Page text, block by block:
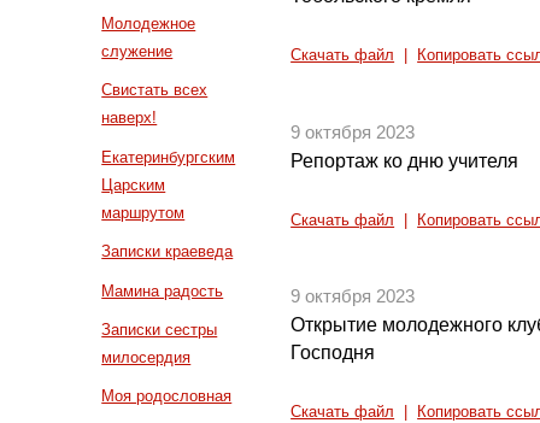
Молодежное
служение
Свистать всех
наверх!
Екатеринбургским
Царским
маршрутом
Записки краеведа
Мамина радость
Записки сестры
милосердия
Моя родословная
Скачать файл Копировать
9 октября 2023
Репортаж ко дню учителя
Скачать файл Копировать
9 октября 2023
Открытие молодежного
Господня
Скачать файл Копировать